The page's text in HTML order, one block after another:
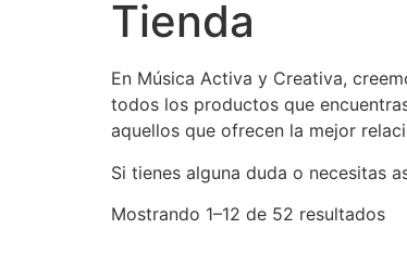
Tienda
En Música Activa y Creativa,
todos los productos que
aquellos que ofrecen la mejor
Si tienes alguna duda o necesitas
Mostrando 1–12 de 52 resultados